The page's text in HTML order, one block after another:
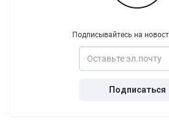
Подписывайтесь на
Подписаться